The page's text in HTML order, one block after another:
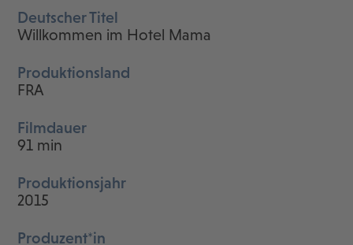
Deutscher Titel
Willkommen im Hotel Mama
Produktionsland
FRA
Filmdauer
91 min
Produktionsjahr
2015
Produzent*in